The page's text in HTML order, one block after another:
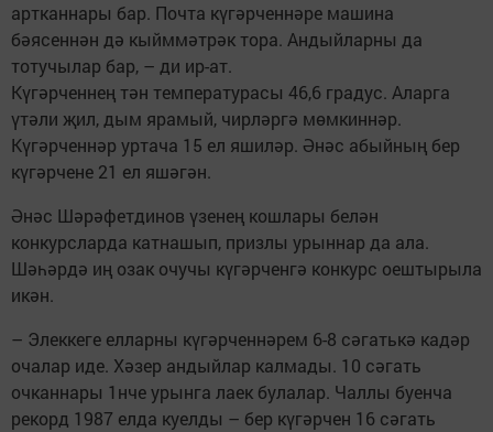
артканнары бар. Почта күгәрченнәре машина
бәясеннән дә кыйммәтрәк тора. Андыйларны да
тотучылар бар, – ди ир-ат.
Күгәрченнең тән температурасы 46,6 градус. Аларга
үтәли җил, дым ярамый, чирләргә мөмкиннәр.
Күгәрченнәр уртача 15 ел яшиләр. Әнәс абыйның бер
күгәрчене 21 ел яшәгән.
Әнәс Шәрәфетдинов үзенең кошлары белән
конкурсларда катнашып, призлы урыннар да ала.
Шәһәрдә иң озак очучы күгәрченгә конкурс оештырыла
икән.
– Элеккеге елларны күгәрченнәрем 6-8 сәгатькә кадәр
очалар иде. Хәзер андыйлар калмады. 10 сәгать
очканнары 1нче урынга лаек булалар. Чаллы буенча
рекорд 1987 елда куелды – бер күгәрчен 16 сәгать